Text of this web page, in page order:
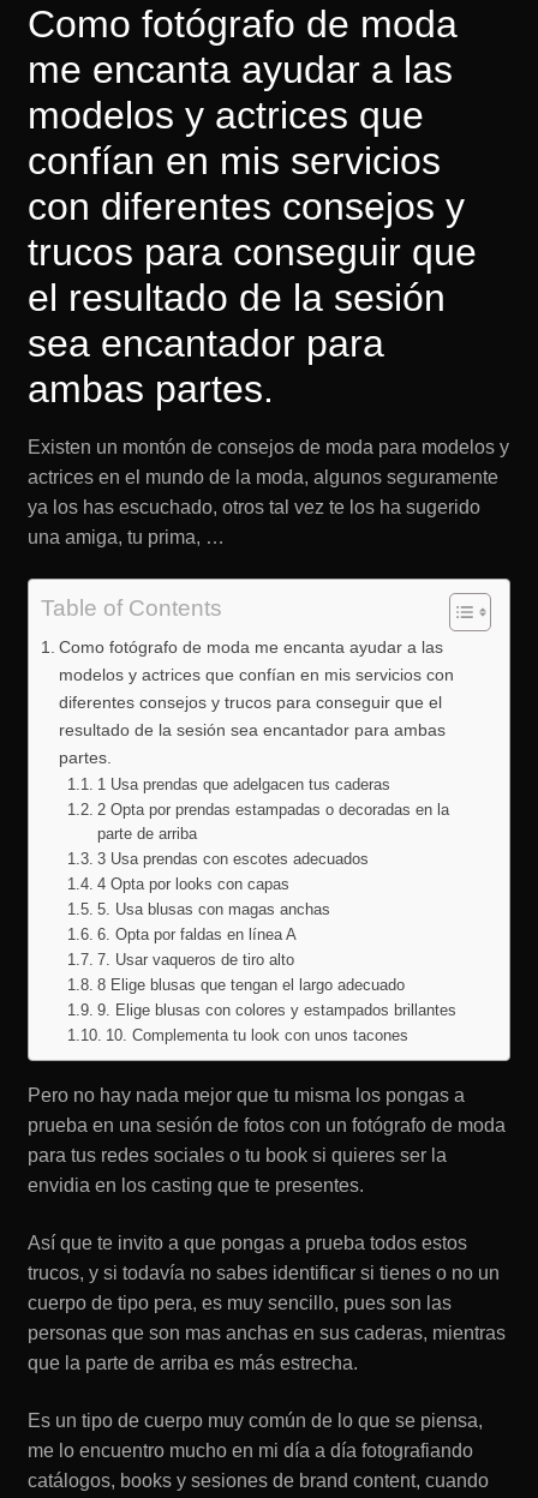
Como fotógrafo de moda
me encanta ayudar a las
modelos y actrices que
confían en mis servicios
con diferentes consejos y
trucos para conseguir que
el resultado de la sesión
sea encantador para
ambas partes.
Existen un montón de consejos de moda para modelos y
actrices en el mundo de la moda, algunos seguramente
ya los has escuchado, otros tal vez te los ha sugerido
una amiga, tu prima, …
Table of Contents
Como fotógrafo de moda me encanta ayudar a las
modelos y actrices que confían en mis servicios con
diferentes consejos y trucos para conseguir que el
resultado de la sesión sea encantador para ambas
partes.
1 Usa prendas que adelgacen tus caderas
2 Opta por prendas estampadas o decoradas en la
parte de arriba
3 Usa prendas con escotes adecuados
4 Opta por looks con capas
5. Usa blusas con magas anchas
6. Opta por faldas en línea A
7. Usar vaqueros de tiro alto
8 Elige blusas que tengan el largo adecuado
9. Elige blusas con colores y estampados brillantes
10. Complementa tu look con unos tacones
Pero no hay nada mejor que tu misma los pongas a
prueba en una sesión de fotos con un fotógrafo de moda
para tus redes sociales o tu book si quieres ser la
envidia en los casting que te presentes.
Así que te invito a que pongas a prueba todos estos
trucos, y si todavía no sabes identificar si tienes o no un
cuerpo de tipo pera, es muy sencillo, pues son las
personas que son mas anchas en sus caderas, mientras
que la parte de arriba es más estrecha.
Es un tipo de cuerpo muy común de lo que se piensa,
me lo encuentro mucho en mi día a día fotografiando
catálogos, books y sesiones de brand content, cuando